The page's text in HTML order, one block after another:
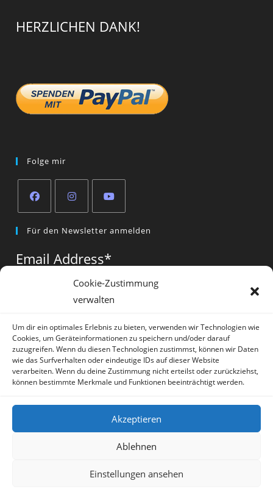
Cookie-Zustimmung
verwalten
Um dir ein optimales Erlebnis zu bieten, verwenden wir Technologien wie
Cookies, um Geräteinformationen zu speichern und/oder darauf
zuzugreifen. Wenn du diesen Technologien zustimmst, können wir Daten
wie das Surfverhalten oder eindeutige IDs auf dieser Website
verarbeiten. Wenn du deine Zustimmung nicht erteilst oder zurückziehst,
können bestimmte Merkmale und Funktionen beeinträchtigt werden.
Akzeptieren
Ablehnen
Einstellungen ansehen
HERZLICHEN DANK!
Folge mir
in
new
in
new
in
new
tab
Für den Newsletter anmelden
Email Address*
Vorname*